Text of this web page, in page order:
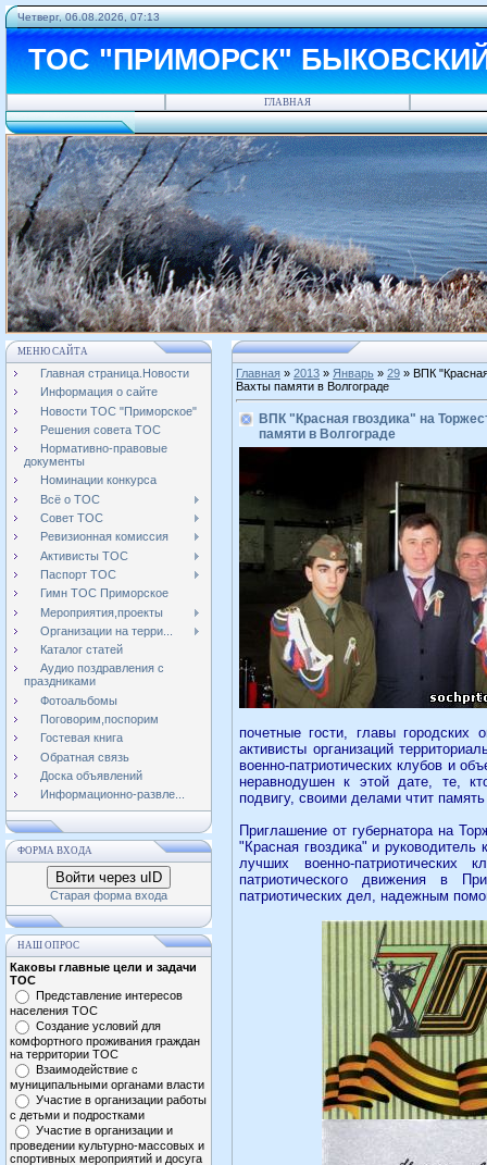
Четверг, 06.08.2026, 07:13
ТОС "ПРИМОРСК"
ГЛАВНАЯ
МЕНЮ САЙТА
Главная страница.Новости
Информация о сайте
Новости ТОС "Приморское"
Решения совета ТОС
Нормативно-правовые
документы
Номинации конкурса
Всё о ТОС
Совет ТОС
Ревизионная комиссия
Активисты ТОС
Паспорт ТОС
Гимн ТОС Приморское
Мероприятия,проекты
Организации на терри...
Каталог статей
Аудио поздравления с
праздниками
Фотоальбомы
Поговорим,поспорим
Гостевая книга
Обратная связь
Доска объявлений
Информационно-развле...
ФОРМА ВХОДА
Войти через uID
Старая форма входа
НАШ ОПРОС
Каковы главные цели и задачи
ТОС
Представление интересов
населения ТОС
Создание условий для
комфортного проживания граждан
на территории ТОС
Взаимодействие с
муниципальными органами власти
Участие в организации работы
с детьми и подростками
Участие в организации и
проведении культурно-массовых и
спортивных мероприятий и досуга
Главная » 2013 » Январь » 29 » ВПК
Вахты памяти в Волгограде
ВПК "Красная гвоздика" на
памяти в Волгограде
почетные гости, главы городских
активисты организаций
военно-патриотических клубов и
неравнодушен к этой дате, те,
подвигу, своими делами чтит
Приглашение от губернатора на
"Красная гвоздика" и
лучших военно-
патриотического движения в
патриотических дел, надежным